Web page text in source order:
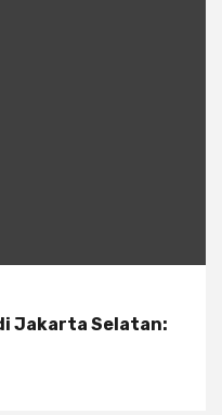
Jakarta Selatan: